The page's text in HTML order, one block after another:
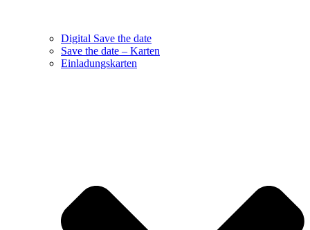
Digital Save the date
Save the date – Karten
Einladungskarten